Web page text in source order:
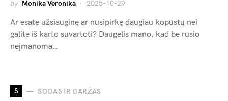
by Monika Veronika 2025-10-29
Ar esate užsiauginę ar nusipirkę daugiau kopūstų nei
galite iš karto suvartoti? Daugelis mano, kad be rūsio
neįmanoma…
S SODAS IR DARŽAS